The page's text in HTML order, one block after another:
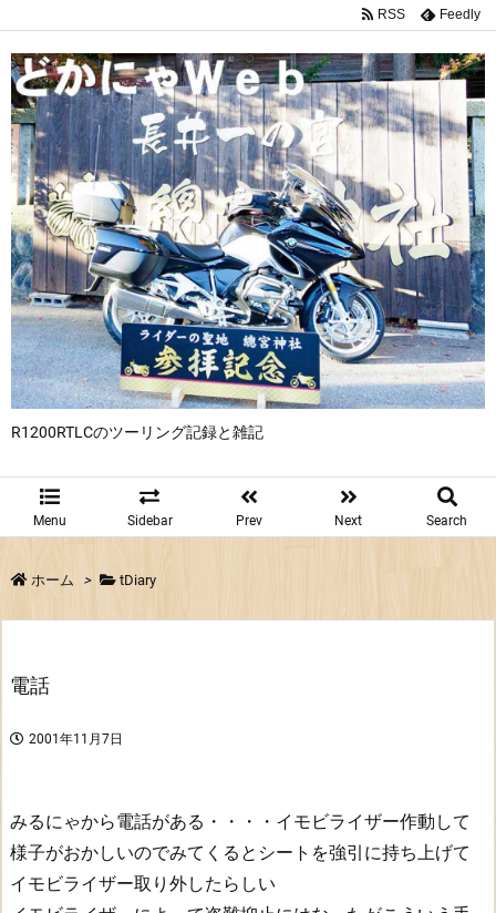
R1200RTLCのツーリング記録と雑記
Menu Sidebar Prev Next Search
RSS Feedly
ホーム > tDiary
電話
2001年11月7日
みるにゃから電話がある・・・・イモビライザー作動して
様子がおかしいのでみてくるとシートを強引に持ち上げて
イモビライザー取り外したらしい